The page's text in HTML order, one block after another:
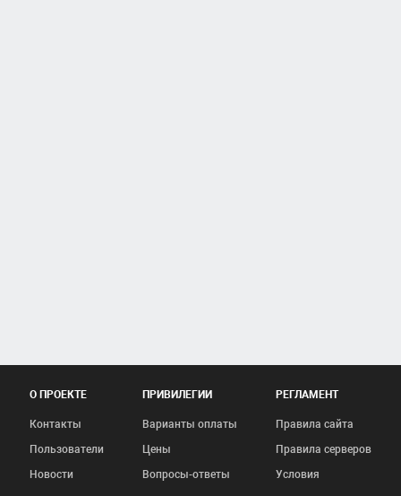
О ПРОЕКТЕ
Контакты
Пользователи
Новости
ПРИВИЛЕГИИ
Варианты оплаты
Цены
Вопросы-ответы
РЕГЛАМЕНТ
Правила сайта
Правила серверов
Условия